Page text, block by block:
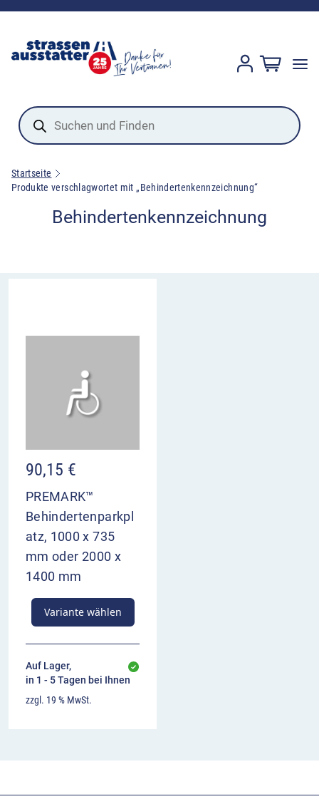
Products
search
Startseite
Produkte verschlagwortet mit „Behindertenkennzeichnung“
Behindertenkennzeichnung
90,15 €
PREMARK™
Behindertenparkpl
atz, 1000 x 735
mm oder 2000 x
1400 mm
Variante wählen
Auf Lager,
in 1 - 5 Tagen bei Ihnen
zzgl. 19 % MwSt.